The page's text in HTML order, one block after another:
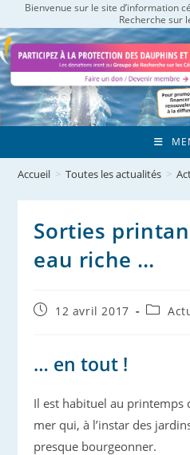
to
content
Bienvenue sur le site d’information
Recherche sur
Accueil > Toutes les actualités >
Sorties
eau riche …
Publication
12 avril 2017
Post
… en tout !
Il est habituel au printemps
mer qui, à l’instar des
presque bourgeonner.